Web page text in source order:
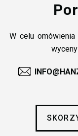
W celu